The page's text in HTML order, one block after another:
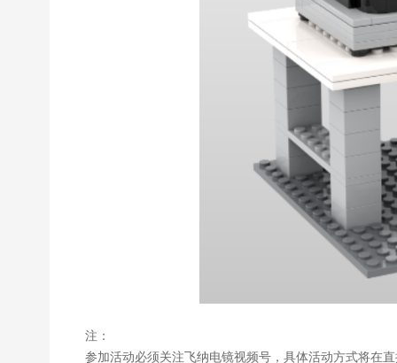
注：
参加活动必须关注飞纳电镜视频号，具体活动方式将在